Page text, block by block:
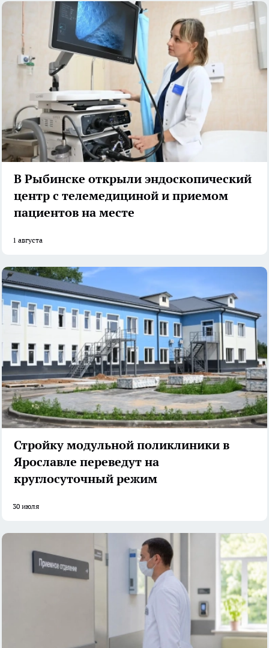
В Рыбинске открыли эндоскопический
центр с телемедициной и приемом
пациентов на месте
1 августа
Стройку модульной поликлиники в
Ярославле переведут на
круглосуточный режим
30 июля